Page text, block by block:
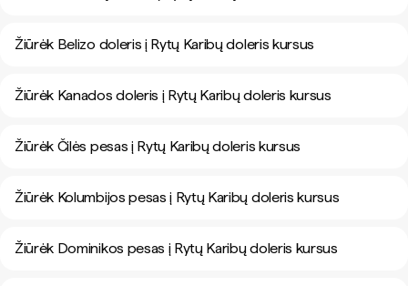
Žiūrėk Belizo doleris į Rytų Karibų doleris kursus
Žiūrėk Kanados doleris į Rytų Karibų doleris kursus
Žiūrėk Čilės pesas į Rytų Karibų doleris kursus
Žiūrėk Kolumbijos pesas į Rytų Karibų doleris kursus
Žiūrėk Dominikos pesas į Rytų Karibų doleris kursus